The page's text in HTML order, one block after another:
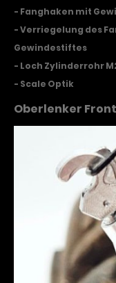
- Fanghaken mit
- Verriegelung des
Gewindestiftes
- Loch Zylinderrohr
- Scale Optik
Oberlenker